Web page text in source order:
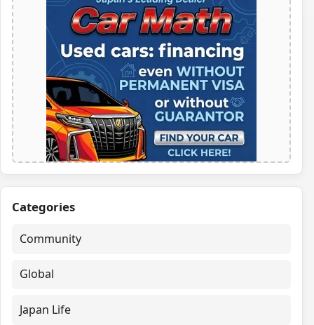
Categories
Community
Global
Japan Life